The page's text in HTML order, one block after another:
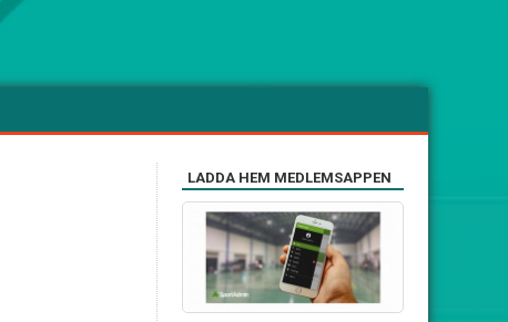
LADDA HEM MEDLEMSAPPEN